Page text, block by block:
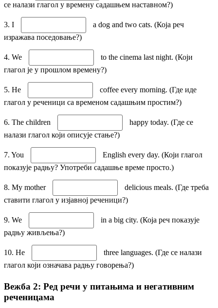
се налази глагол у времену садашњем наставном?)
3. I
a dog and two cats. (Која реч
изражава поседовање?)
4. We
to the cinema last night. (Који
глагол је у прошлом времену?)
5. He
coffee every morning. (Где иде
глагол у реченици са временом садашњим простим?)
6. The children
happy today. (Где се
налази глагол који описује стање?)
7. You
English every day. (Који глагол
показује радњу? Употреби садашње време просто.)
8. My mother
delicious meals. (Где треба
ставити глагол у изјавној реченици?)
9. We
in a big city. (Која реч показује
радњу живљења?)
10. He
three languages. (Где се налази
глагол који означава радњу говорења?)
Вежба 2: Ред речи у питањима и негативним
реченицама